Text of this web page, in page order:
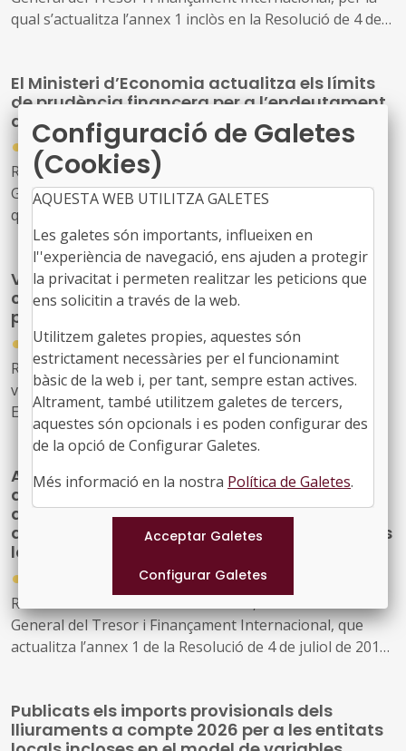
qual s’actualitza l’annex 1 inclòs en la Resolució de 4 de
prudència financera aplicable a les operacions
d’endeutament i derivats de les comunitats autònomes i
entitats locals.
El Ministeri d’Economia actualitza els límits
de prudència financera per a l’endeutament
de comunitats autònomes i entitats locals
●
07/11/2025
Resolució de 5 de novembre de 2025, de la Secretaria
General del Tresor i Finançament Internacional, per la
qual s'actualitza l'Annex 1 inclòs a la Resolució de 4 de
juliol de 2017, de la Secretaria General del Tresor i
Política Financera, per la qual es defineix el principi de
prudència financera aplicable a les operacions
d'endeutament i derivats de les comunitats autònomes i
entitats locals.
Validació del decret llei 18/2025 pel qual es
crea el Fons Extraordinari Addicional 2025
per als Ens Locals
●
28/10/2025
Resolució 412/XV del Parlament de Catalunya, de
validació del Decret llei 18/2025, pel qual es crea el Fons
Extraordinari Addicional 2025 per als Ens Locals
Actualització de l’annex 1 de la resolució que
defineix el principi de prudència financera
aplicable a les operacions d’endeutament i
derivats de comunitats autònomes i entitats
locals
●
Resolució de 3 de setembre de 2025, de la Secretaria
General del Tresor i Finançament Internacional, que
actualitza l’annex 1 de la Resolució de 4 de juliol de 2017,
les comunitats autònomes i entitats locals
Publicats els imports provisionals dels
lliuraments a compte 2026 per a les entitats
Configuració de Galetes
(Cookies)
AQUESTA WEB UTILITZA GALETES
Les galetes són importants, influeixen en
l''experiència de navegació, ens ajuden a protegir
la privacitat i permeten realitzar les peticions que
ens solicitin a través de la web.
Utilitzem galetes propies, aquestes són
estrictament necessàries per el funcionamint
bàsic de la web i, per tant, sempre estan actives.
Altrament, també utilitzem galetes de tercers,
aquestes són opcionals i es poden configurar des
de la opció de Configurar Galetes.
Més informació en la nostra Política de Galetes.